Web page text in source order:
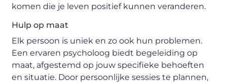
komen die je leven positief kunnen veranderen.
Hulp op maat
Elk persoon is uniek en zo ook hun problemen.
Een ervaren psycholoog biedt begeleiding op
maat, afgestemd op jouw specifieke behoeften
en situatie. Door persoonlijke sessies te plannen,